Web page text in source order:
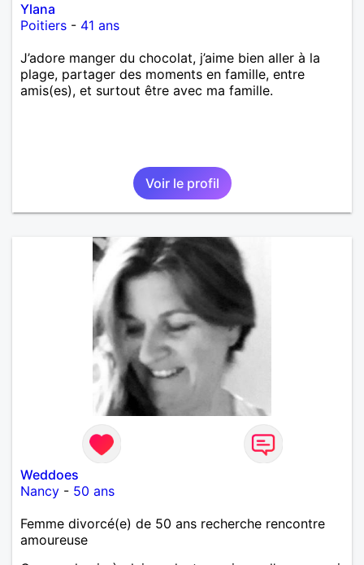
Ylana
Poitiers - 41 ans
J’adore manger du chocolat, j’aime bien aller à la
plage, partager des moments en famille, entre
amis(es), et surtout être avec ma famille.
Voir le profil
Weddoes
Nancy - 50 ans
Femme divorcé(e) de 50 ans recherche rencontre
amoureuse